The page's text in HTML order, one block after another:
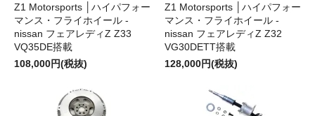
Z1 Motorsports │ハイパフォー
マンス・フライホイール -
nissan フェアレディZ Z33
VQ35DE搭載
108,000円(税抜)
Z1 Motorsports │ハイパフォー
マンス・フライホイール -
nissan フェアレディZ Z32
VG30DETT搭載
128,000円(税抜)